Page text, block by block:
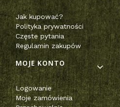
Jak kupować?
Polityka prywatności
Częste pytania
Regulamin zakupów
MOJE KONTO
Logowanie
Moje zamówienia